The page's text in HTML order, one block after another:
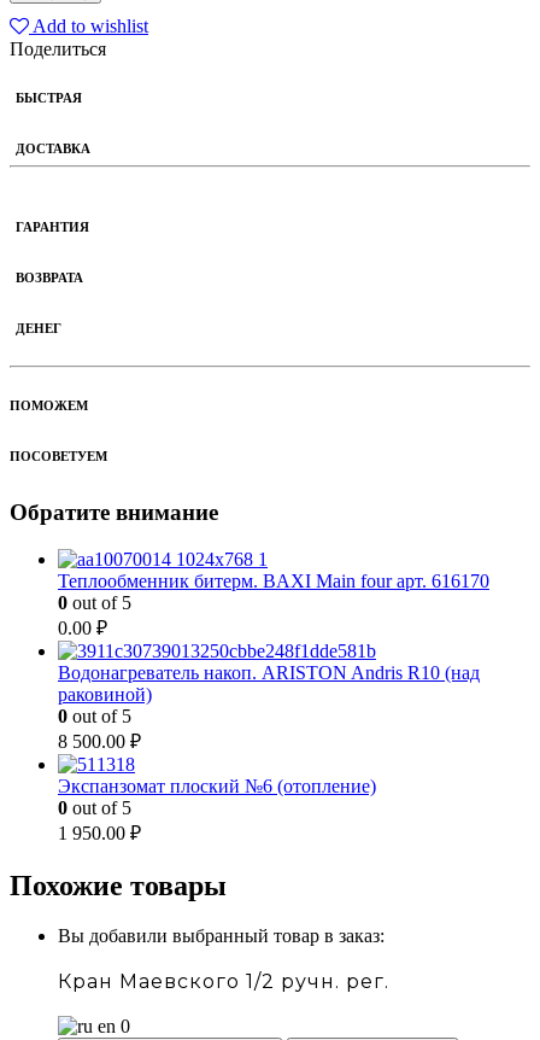
Add to wishlist
Поделиться
БЫСТРАЯ
ДОСТАВКА
ГАРАНТИЯ
ВОЗВРАТА
ДЕНЕГ
ПОМОЖЕМ
ПОСОВЕТУЕМ
Обратите внимание
Теплообменник битерм. BAXI Main four арт. 616170
0 out of 5
0.00 ₽
Водонагреватель накоп. ARISTON Andris R10 (над
раковиной)
0 out of 5
8 500.00 ₽
Экспанзомат плоский №6 (отопление)
0 out of 5
1 950.00 ₽
Похожие товары
Вы добавили выбранный товар в заказ:
Кран Маевского 1/2 ручн. рег.